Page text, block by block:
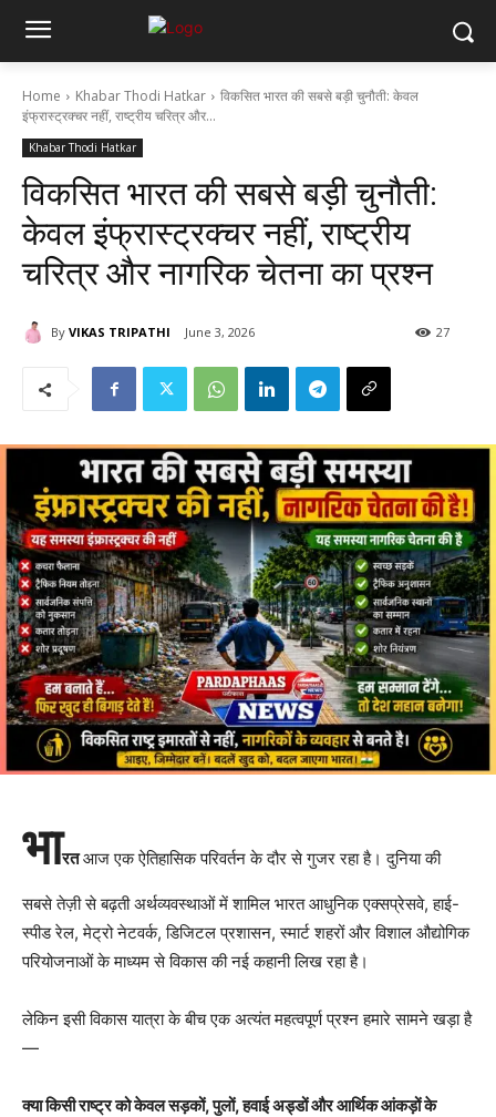
Home Khabar Thodi Hatkar
विकसित भारत की सबसे बड़ी चुनौती: केवल
इंफ्रास्ट्रक्चर नहीं, राष्ट्रीय चरित्र और...
Khabar Thodi Hatkar
विकसित भारत की सबसे बड़ी चुनौती:
केवल इंफ्रास्ट्रक्चर नहीं, राष्ट्रीय
चरित्र और नागरिक चेतना का प्रश्न
By VIKAS TRIPATHI June 3, 2026 27
भारतआज एक ऐतिहासिक परिवर्तन के दौर से गुजर रहा है। दुनिया की
सबसे तेज़ी से बढ़ती अर्थव्यवस्थाओं में शामिल भारत आधुनिक एक्सप्रेसवे, हाई-
स्पीड रेल, मेट्रो नेटवर्क, डिजिटल प्रशासन, स्मार्ट शहरों और विशाल औद्योगिक
परियोजनाओं के माध्यम से विकास की नई कहानी लिख रहा है।
लेकिन इसी विकास यात्रा के बीच एक अत्यंत महत्वपूर्ण प्रश्न हमारे सामने खड़ा है
—
क्या किसी राष्ट्र को केवल सड़कों, पुलों, हवाई अड्डों और आर्थिक आंकड़ों के